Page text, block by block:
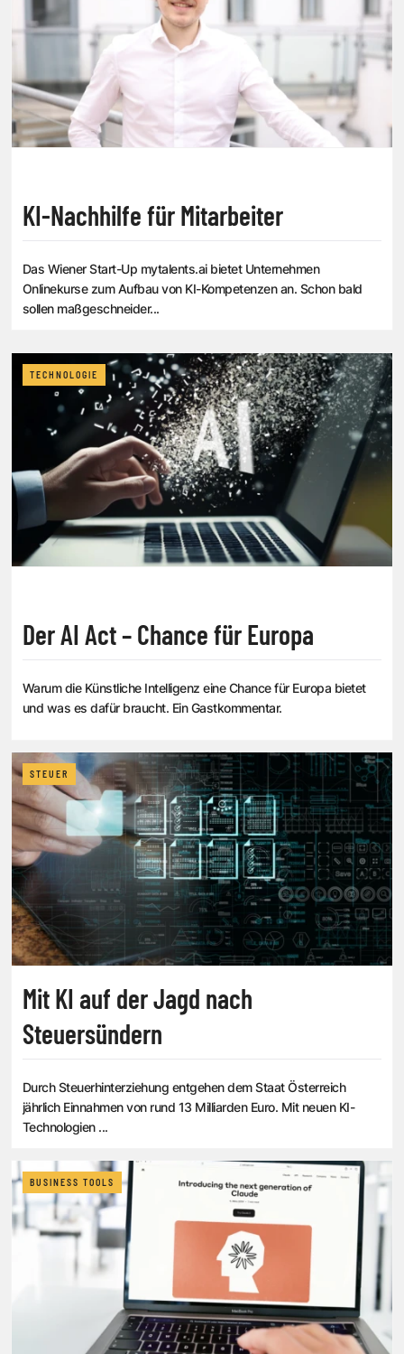
KI-Nachhilfe für Mitarbeiter
Das Wiener Start-Up mytalents.ai bietet Unternehmen
Onlinekurse zum Aufbau von KI-Kompetenzen an. Schon bald
sollen maßgeschneider...
TECHNOLOGIE
Der AI Act – Chance für Europa
Warum die Künstliche Intelligenz eine Chance für Europa bietet
und was es dafür braucht. Ein Gastkommentar.
STEUER
Mit KI auf der Jagd nach
Steuersündern
Durch Steuerhinterziehung entgehen dem Staat Österreich
jährlich Einnahmen von rund 13 Milliarden Euro. Mit neuen KI-
Technologien ...
BUSINESS TOOLS